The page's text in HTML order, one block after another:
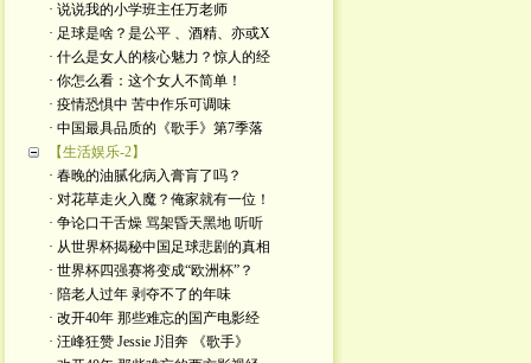
· 说说我的小学班主任万老师
· 足球是啥？是公平 、酒精、亦或X
· 什么是女人的核心魅力？惊人的经
· 你怎么看：这个女人不简单！
· 疫情恐惧中 苦中作乐可调味
· 中国最具品质的《歌手》第7季落
【生活娱乐-2】
· 春晚的油腻化病入膏肓了吗？
· 对花草走火入魔？俺家就有一位！
· 争论口干舌燥 骂架昏天黑地 听听
· 从世界杯揭秘中国足球悲剧的真相
· 世界杯四强赛将变成“欧洲杯”？
· 陪老人过年 剥夺不了的年味
· 改开40年 那些难忘的国产电影经
· 汪峰狂赞 Jessie J泪奔 《歌手》